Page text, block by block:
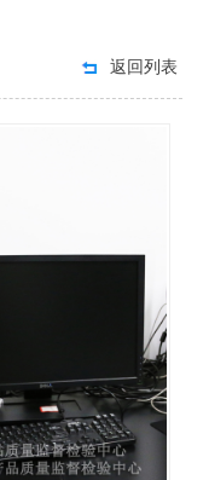
返回列表